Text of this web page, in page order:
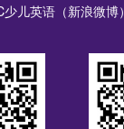
儿英语（新浪微博）